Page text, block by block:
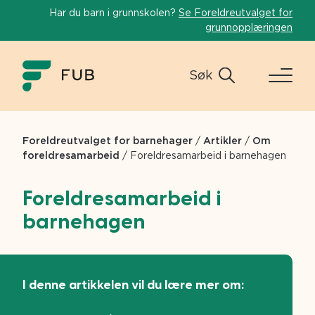
Har du barn i grunnskolen? Se Foreldreutvalget for
grunnopplæringen
Søk
Foreldreutvalget for barnehager / Artikler / Om
foreldresamarbeid / Foreldresamarbeid i barnehagen
Foreldresamarbeid i
barnehagen
I denne artikkelen vil du lære mer om: